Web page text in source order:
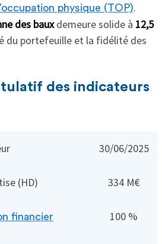
physique (TOP).
des bauxdemeure solide à 12,5
du portefeuille et la fidélité des
des indicateurs
30/06/2025
(HD) 334 M€
financier 100 %